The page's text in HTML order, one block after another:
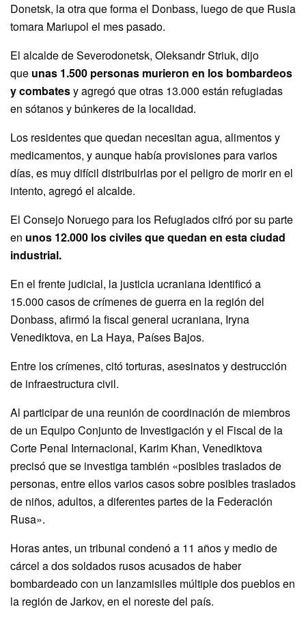
Donetsk, la otra que forma el Donbass, luego de que Rusia
tomara Mariupol el mes pasado.
El alcalde de Severodonetsk, Oleksandr Striuk, dijo
que unas 1.500 personas murieron en los bombardeos
y combatesy agregó que otras 13.000 están refugiadas
en sótanos y búnkeres de la localidad.
Los residentes que quedan necesitan agua, alimentos y
medicamentos, y aunque había provisiones para varios
días, es muy difícil distribuirlas por el peligro de morir en el
intento, agregó el alcalde.
El Consejo Noruego para los Refugiados cifró por su parte
en unos 12.000 los civiles que quedan en esta ciudad
industrial.
En el frente judicial, la justicia ucraniana identificó a
15.000 casos de crímenes de guerra en la región del
Donbass, afirmó la fiscal general ucraniana, Iryna
Venediktova, en La Haya, Países Bajos.
Entre los crímenes, citó torturas, asesinatos y destrucción
de infraestructura civil.
Al participar de una reunión de coordinación de miembros
de un Equipo Conjunto de Investigación y el Fiscal de la
Corte Penal Internacional, Karim Khan, Venediktova
precisó que se investiga también «posibles traslados de
personas, entre ellos varios casos sobre posibles traslados
de niños, adultos, a diferentes partes de la Federación
Rusa».
Horas antes, un tribunal condenó a 11 años y medio de
cárcel a dos soldados rusos acusados de haber
bombardeado con un lanzamisiles múltiple dos pueblos en
la región de Jarkov, en el noreste del país.